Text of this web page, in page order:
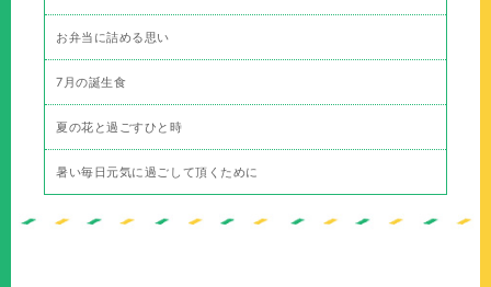
お弁当に詰める思い
7月の誕生食
夏の花と過ごすひと時
暑い毎日元気に過ごして頂くために